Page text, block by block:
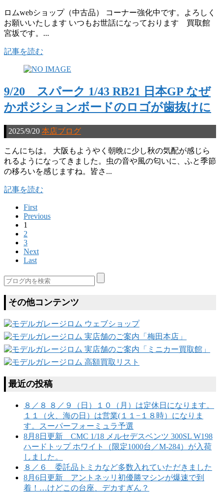
ロムwebショップ（中古品） コーナー強化中です。よろしく
お願いいたします いつもお世話になっております 買取館
宮坂です。...
記事を読む
9/20 スパーク 1/43 RB21 日本GP なぜ
かポジションボードのロゴが歯抜けに
2025/9/20 本店ブログ
こんにちは。 大阪もようやく朝晩に少し秋の気配が感じら
れるようになってきました。虫の音や風の匂いに、ふと季節
の移ろいを感じますね。皆さ...
記事を読む
First
Previous
1
2
3
Next
Last
その他コンテンツ
最近の投稿
８／８ ８／９（日）１０（月）は定休日になります。
１１（火、海の日）は営業(１１−１８時）になりま
す。スーパーフォーミュラ予選
8月8日更新 CMC 1/18 メルセデスベンツ 300SL W198
ハードトップ ホワイト（限定1000台／M-284）が入荷
しました。
８／６ 委託品トミカなど多数入れていただきました
8月6日更新 アントネッリ初優勝マシンが爆速で到
着！…けどこの台座、デカすぎん？